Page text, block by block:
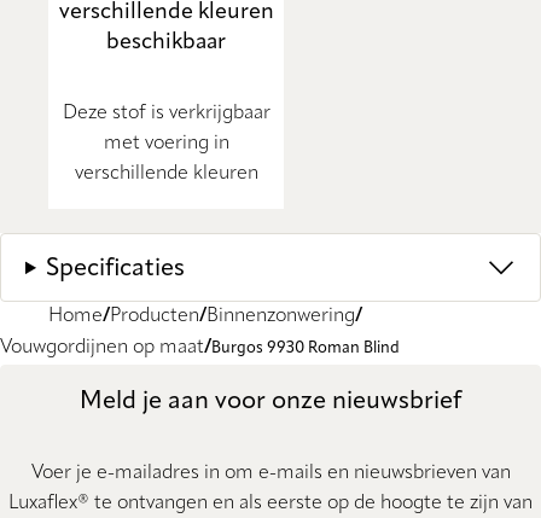
verschillende kleuren
beschikbaar
Deze stof is verkrijgbaar
met voering in
verschillende kleuren
Specificaties
Home Producten Binnenzonwering
Vouwgordijnen op maat
Burgos 9930 Roman Blind
Meld je aan voor onze nieuwsbrief
Voer je e-mailadres in om e-mails en nieuwsbrieven van
Luxaflex® te ontvangen en als eerste op de hoogte te zijn van